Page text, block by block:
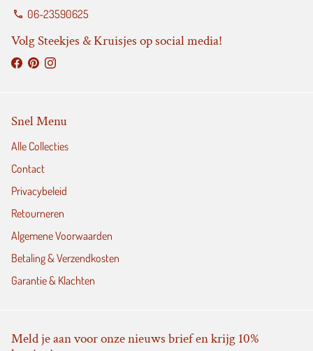
phone 06-23590625
Volg Steekjes & Kruisjes op social media!
Snel Menu
Alle Collecties
Contact
Privacybeleid
Retourneren
Algemene Voorwaarden
Betaling & Verzendkosten
Garantie & Klachten
Meld je aan voor onze nieuws brief en krijg 10%